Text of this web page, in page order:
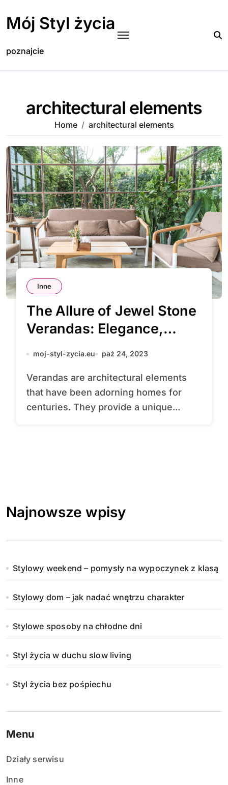
content
Mój Styl życia
poznajcie
architectural elements
Home architectural elements
Inne
The Allure of Jewel Stone
Verandas: Elegance,
Durability, and Timeless
moj-styl-zycia.eu paź 24, 2023
Verandas are architectural elements
that have been adorning homes for
centuries. They provide a unique...
Najnowsze wpisy
Stylowy weekend – pomysły na wypoczynek z klasą
Stylowy dom – jak nadać wnętrzu charakter
Stylowe sposoby na chłodne dni
Styl życia w duchu slow living
Styl życia bez pośpiechu
Menu
Działy serwisu
Inne